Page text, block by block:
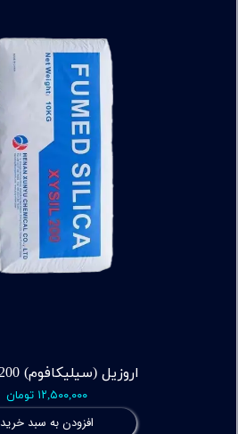
اروزیل (سیلیکافوم) XYSIL200
۱۲,۵۰۰,۰۰۰ تومان
افزودن به سبد خرید